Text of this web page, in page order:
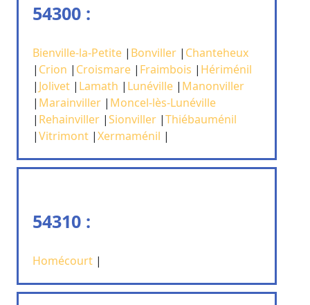
54300 :
Bienville-la-Petite | Bonviller | Chanteheux
| Crion | Croismare | Fraimbois | Hériménil
| Jolivet | Lamath | Lunéville | Manonviller
| Marainviller | Moncel-lès-Lunéville
| Rehainviller |Sionviller |Thiébauménil
|Vitrimont |Xermaménil |
54310 :
Homécourt |